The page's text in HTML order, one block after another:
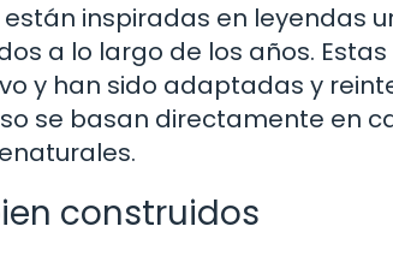
inspiradas en leyendas
a lo largo de los años.
y han sido adaptadas y
se basan directamente en
construidos